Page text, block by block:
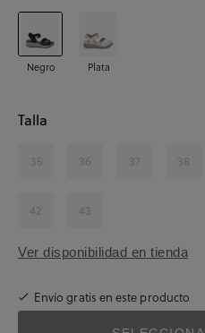
Negro Plata
Talla
35 36 37 38
42 43
Ver disponibilidad en tienda
Envío gratis en este producto